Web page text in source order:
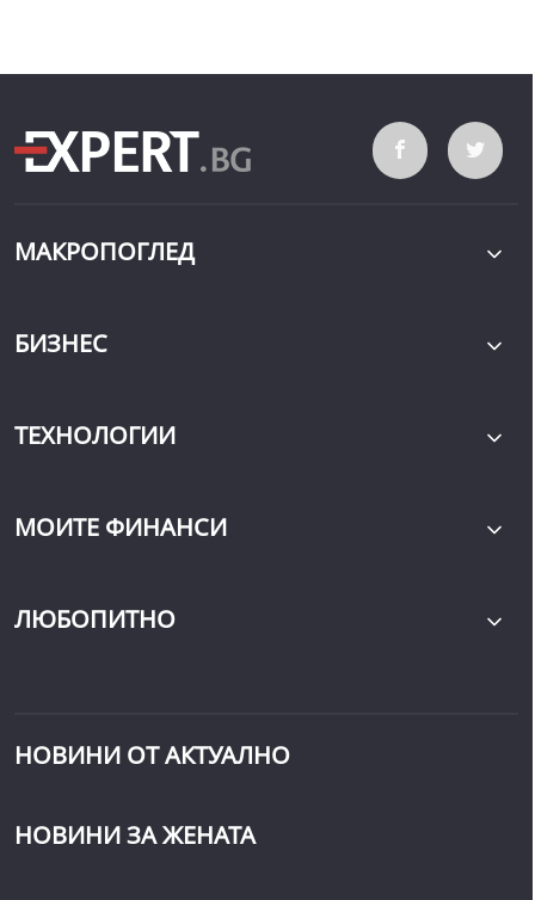
МАКРОПОГЛЕД
БИЗНЕС
ТЕХНОЛОГИИ
МОИТЕ ФИНАНСИ
ЛЮБОПИТНО
НОВИНИ ОТ АКТУАЛНО
НОВИНИ ЗА ЖЕНАТА